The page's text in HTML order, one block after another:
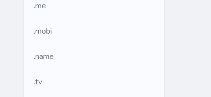
.me
.mobi
.name
.tv